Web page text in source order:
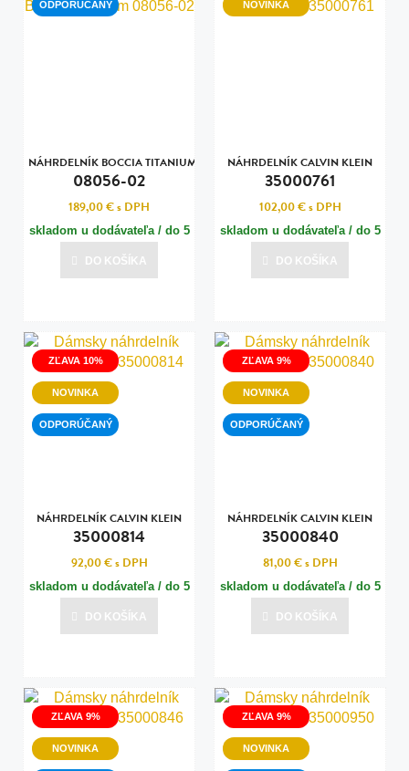
ODPORÚČANÝ
NÁHRDELNÍK BOCCIA TITANIUM
08056-02
189,00 €s DPH
skladom u dodávateľa / do 5
dní
Posledná aktualizácia dnes o 07:00
DO KOŠÍKA
NOVINKA
NÁHRDELNÍK CALVIN KLEIN
35000761
102,00 €s DPH
skladom u dodávateľa / do 5
dní
Posledná aktualizácia dnes o 07:00
DO KOŠÍKA
ZĽAVA 10%
NOVINKA
ODPORÚČANÝ
NÁHRDELNÍK CALVIN KLEIN
35000814
92,00 €s DPH
skladom u dodávateľa / do 5
dní
Posledná aktualizácia dnes o 07:00
DO KOŠÍKA
ZĽAVA 9%
NOVINKA
ODPORÚČANÝ
NÁHRDELNÍK CALVIN KLEIN
35000840
81,00 €s DPH
skladom u dodávateľa / do 5
dní
Posledná aktualizácia dnes o 07:00
DO KOŠÍKA
ZĽAVA 9%
NOVINKA
ZĽAVA 9%
NOVINKA